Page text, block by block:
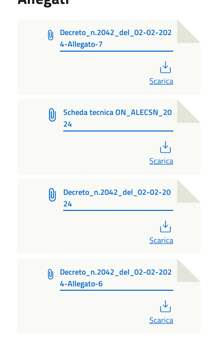
Decreto_n.2042_del_02-02-202
4-Allegato-7
Scarica
Scheda tecnica ON_ALECSN_20
24
Scarica
Decreto_n.2042_del_02-02-20
24
Scarica
Decreto_n.2042_del_02-02-202
4-Allegato-6
Scarica